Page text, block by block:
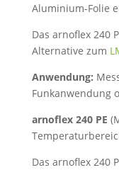
Aluminium-Folie
Das arnoflex 240
Alternative zum
Anwendung:
Funkanwendung
arnoflex 240 PE
Das arnoflex 240